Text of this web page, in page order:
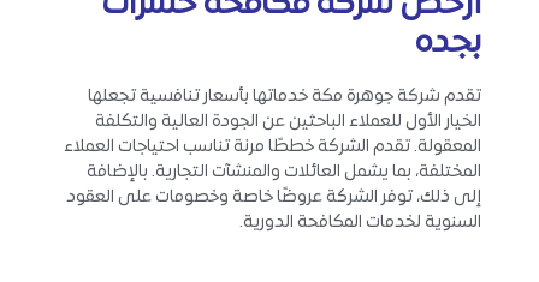
بجده
تقدم شركة جوهرة مكة خدماتها بأسعار تنافسية تجعلها
الخيار الأول للعملاء الباحثين عن الجودة العالية والتكلفة
المعقولة. تقدم الشركة خططًا مرنة تناسب احتياجات العملاء
المختلفة، بما يشمل العائلات والمنشآت التجارية. بالإضافة
إلى ذلك، توفر الشركة عروضًا خاصة وخصومات على العقود
السنوية لخدمات المكافحة الدورية.